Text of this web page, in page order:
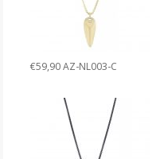
€59,90 AZ-NL003-C